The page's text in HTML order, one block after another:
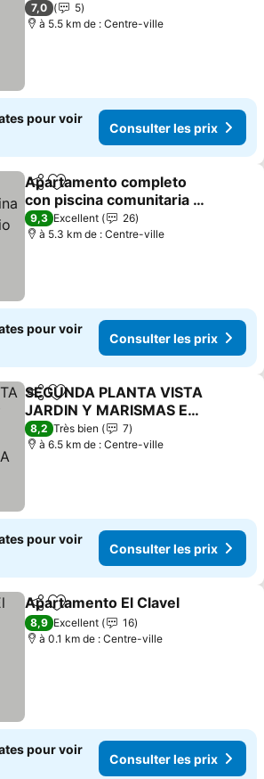
7,0
5
à 5.5 km de : Centre-ville
pour voir
Consulter les prix
PartagerAjouter à mes favoris
Apartamento completo
con piscina comunitaria y
patio exterior
9,3 Excellent
26
à 5.3 km de : Centre-ville
pour voir
Consulter les prix
PartagerAjouter à mes favoris
SEGUNDA PLANTA VISTA
JARDIN Y MARISMAS EN
JARDINES DE ISLA
CANELA
8,2 Très bien
7
à 6.5 km de : Centre-ville
pour voir
Consulter les prix
PartagerAjouter à mes favoris
Apartamento El Clavel
8,9 Excellent
16
à 0.1 km de : Centre-ville
pour voir
Consulter les prix